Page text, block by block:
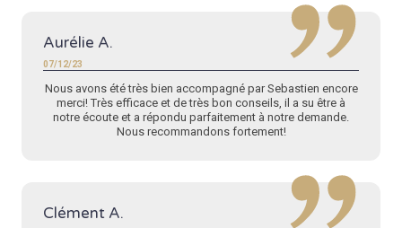
Aurélie A.
07/12/23
Nous avons été très bien accompagné par Sebastien encore
merci! Très efficace et de très bon conseils, il a su être à
notre écoute et a répondu parfaitement à notre demande.
Nous recommandons fortement!
Clément A.